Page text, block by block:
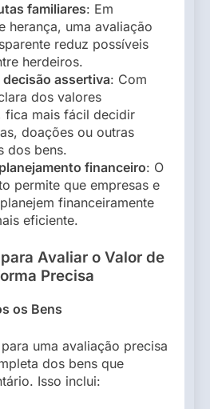
familiares: Em
herança, uma avaliação
reduz possíveis
herdeiros.
decisão assertiva: Com
dos valores
fica mais fácil decidir
doações ou outras
dos bens.
financeiro: O
permite que empresas e
financeiramente
eficiente.
Avaliar o Valor de
Precisa
os Bens
uma avaliação precisa
dos bens que
Isso inclui: